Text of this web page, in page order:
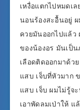
เหงื่อแตกไปหมดเ
นอนร้องสะอื้นอยู่
ควยมันออกไปแล้ว
ของน้องอร มันเป็
เลือดติดออกมาด้ว
แสบ เจ็บที่หัวมาก
แสบ เจ็บ ผมไม่รู้จ
เอาพัดลมเป่าให้